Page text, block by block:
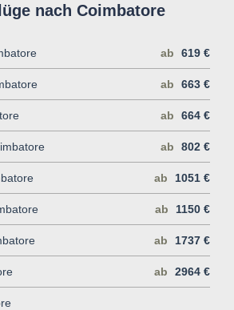
nach Coimbatore
ab 619 €
ab 663 €
ab 664 €
ab 802 €
ab 1051 €
ab 1150 €
ab 1737 €
ab 2964 €